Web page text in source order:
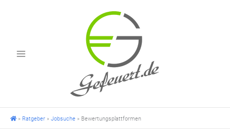
» Ratgeber » Jobsuche » Bewertungsplattformen